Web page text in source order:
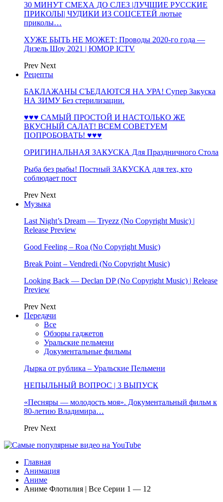
30 МИНУТ СМЕХА ДО СЛЕЗ |ЛУЧШИЕ РУССКИЕ
ПРИКОЛЫ| ЧУДИКИ ИЗ СОЦСЕТЕЙ лютые
приколы…
ХУЖЕ БЫТЬ НЕ МОЖЕТ: Проводы 2020-го года —
Дизель Шоу 2021 | ЮМОР ICTV
Prev Next
Рецепты
БАКЛАЖАНЫ СЪЕДАЮТСЯ НА УРА! Супер Закуска
НА ЗИМУ Без стерилизации.
♥♥♥ САМЫЙ ПРОСТОЙ И НАСТОЛЬКО ЖЕ
ВКУСНЫЙ САЛАТ! ВСЕМ СОВЕТУЕМ
ПОПРОБОВАТЬ! ♥♥♥
ОРИГИНАЛЬНАЯ ЗАКУСКА Для Праздничного Стола
Рыба без рыбы! Постный ЗАКУСКА для тех, кто
соблюдает пост
Prev Next
Музыка
Last Night’s Dream — Tryezz (No Copyright Music) |
Release Preview
Good Feeling – Roa (No Copyright Music)
Break Point – Vendredi (No Copyright Music)
Looking Back — Declan DP (No Copyright Music) | Release
Preview
Prev Next
Передачи
Все
Обзоры гаджетов
Уральские пельмени
Документальные фильмы
Дырка от рублика – Уральские Пельмени
НЕПЫЛЬНЫЙ ВОПРОС | 3 ВЫПУСК
«Песняры — молодость моя». Документальный фильм к
80-летию Владимира…
Prev Next
Главная
Анимация
Аниме
Аниме Флотилия | Все Серии 1 — 12